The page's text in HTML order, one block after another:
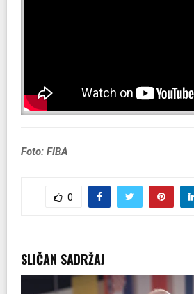
Foto: FIBA
0
SLIČAN SADRŽAJ